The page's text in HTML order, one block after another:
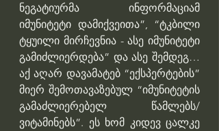
ნეგატიურმა ინფორმაციამ
იმუნიტეტი დამიქვეითა”, “ტკბილი
ტყუილი მირჩევნია - ასე იმუნიტეტი
გამიძლიერდება” და ასე შემდეგ…
აქ აღარ დავამატებ “ექსპერტების”
მიერ შემოთავაზებულ “იმუნიტეტის
გამაძლიერებელ წამლებს/
ვიტამინებს”. ეს ხომ კიდევ ცალკე